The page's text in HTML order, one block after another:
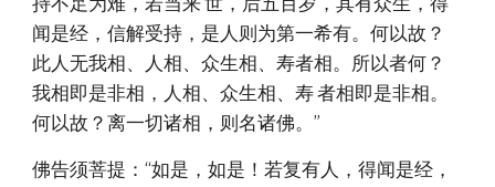
闻是经，信解受持，是人则为第一希有。何以故？
此人无我相、人相、众生相、寿者相。所以者何？
我相即是非相，人相、众生相、寿 者相即是非相。
何以故？离一切诸相，则名诸佛。”
佛告须菩提：“如是，如是！若复有人，得闻是经，